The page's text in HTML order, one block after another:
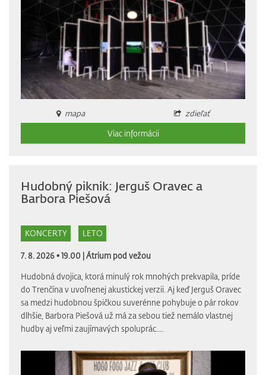
mapa
zdieľať
Viac informácii
Hudobný piknik: Jerguš Oravec a
Barbora Piešová
KONCERTY LETO
7. 8. 2026 • 19.00 |Átrium pod vežou
Hudobná dvojica, ktorá minulý rok mnohých prekvapila, príde
do Trenčína v uvoľnenej akustickej verzii. Aj keď Jerguš Oravec
sa medzi hudobnou špičkou suverénne pohybuje o pár rokov
dlhšie, Barbora Piešová už má za sebou tiež nemálo vlastnej
hudby aj veľmi zaujímavých spoluprác....